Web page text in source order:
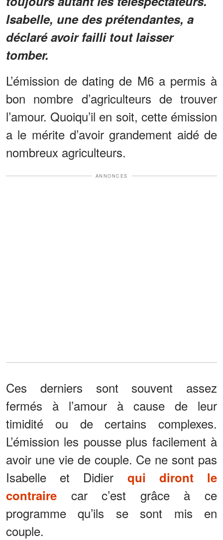
Isabelle, une des prétendantes, a
déclaré avoir failli tout laisser
tomber.
L’émission de dating de M6 a permis à
bon nombre d’agriculteurs de trouver
l’amour. Quoiqu’il en soit, cette émission
a le mérite d’avoir grandement aidé de
nombreux agriculteurs.
ANNONCES
Ces derniers sont souvent assez
fermés à l’amour à cause de leur
timidité ou de certains complexes.
L’émission les pousse plus facilement à
avoir une vie de couple. Ce ne sont pas
Isabelle et Didier qui diront le
contraire car c’est grâce à ce
programme qu’ils se sont mis en
couple.